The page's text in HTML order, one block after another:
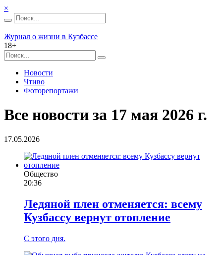
×
Журнал о жизни в Кузбассе
18+
Новости
Чтиво
Фоторепортажи
Все новости за 17 мая 2026 г.
17.05.2026
Общество
20:36
Ледяной плен отменяется: всему
Кузбассу вернут отопление
С этого дня.